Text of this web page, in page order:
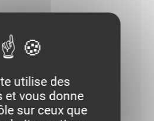
utilise des
et vous donne
sur ceux que